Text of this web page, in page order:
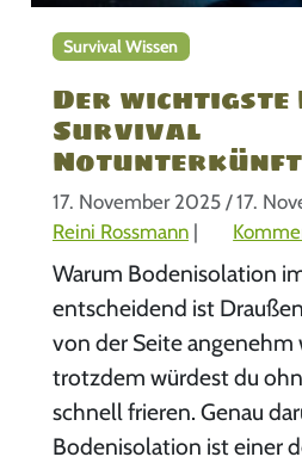
Survival Wissen
Der wichtigste
Survival
17. November 2025 / 17.
Reini Rossmann |
Warum Bodenisolation
entscheidend ist
von der Seite angenehm
trotzdem würdest du
schnell frieren. Genau
Bodenisolation ist einer